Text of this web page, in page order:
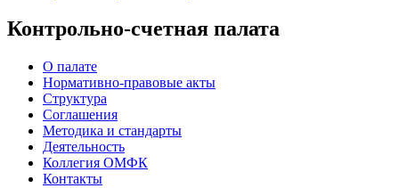
Контрольно-счетная палата
О палате
Нормативно-правовые акты
Структура
Соглашения
Методика и стандарты
Деятельность
Коллегия ОМФК
Контакты